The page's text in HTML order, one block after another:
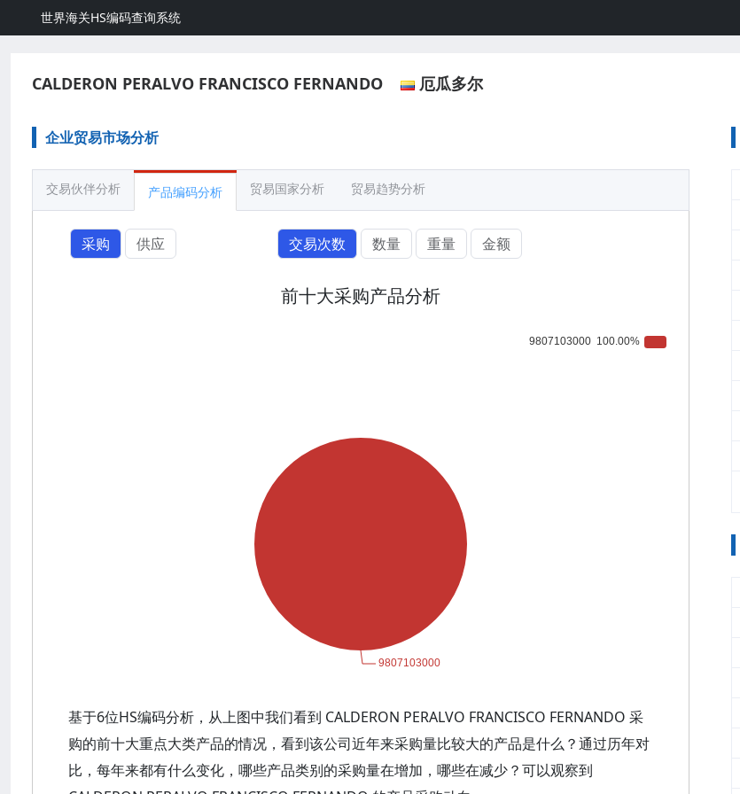
世界海关HS编码查询系统
CALDERON PERALVO FRANCISCO FERNANDO 厄瓜多尔
企业贸易市场分析
交易伙伴分析 产品编码分析 贸易国家分析 贸易趋势分析
采购 供应 交易次数 数量 重量 金额
前十大采购产品分析
基于6位HS编码分析，从上图中我们看到 CALDERON PERALVO FRANCISCO FERNANDO 采
购的前十大重点大类产品的情况，看到该公司近年来采购量比较大的产品是什么？通过历年对
比，每年来都有什么变化，哪些产品类别的采购量在增加，哪些在减少？可以观察到